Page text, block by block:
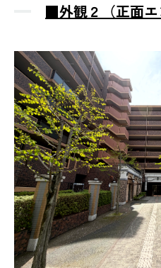
■外観２（正面エ